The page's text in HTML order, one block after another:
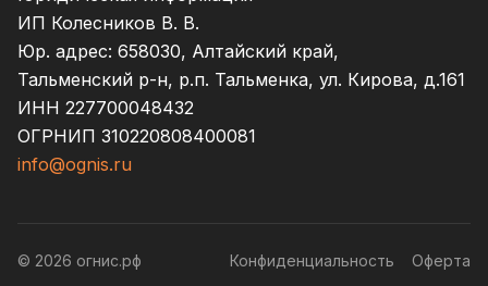
ИП Колесников В. В.
Юр. адрес: 658030, Алтайский край,
Тальменский р-н, р.п. Тальменка, ул. Кирова, д.161
ИНН 227700048432
ОГРНИП 310220808400081
info@ognis.ru
© 2026 огнис.рф Конфиденциальность Оферта